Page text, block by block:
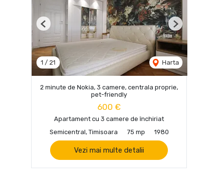
1 / 21 Harta
Previous Next
2 minute de Nokia, 3 camere, centrala proprie,
pet-friendly
600 €
Apartament cu 3 camere de închiriat
Semicentral, Timisoara
75 mp 1980
Vezi mai multe detalii